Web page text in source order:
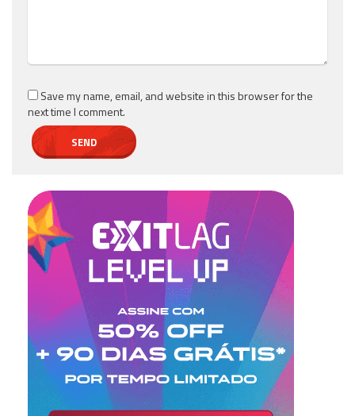
Save my name, email, and website in this browser for the
next time I comment.